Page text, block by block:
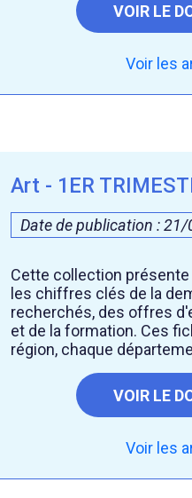
VOIR LE
Voir les
Art - 1ER
Date de publication :
Cette collection
les chiffres clés de la
recherchés, des offres
et de la formation. Ces
région, chaque
VOIR LE
Voir les